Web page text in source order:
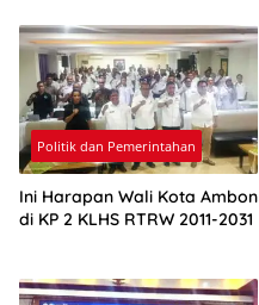
Politik dan Pemerintahan
Ini Harapan Wali Kota Ambon
di KP 2 KLHS RTRW 2011-2031